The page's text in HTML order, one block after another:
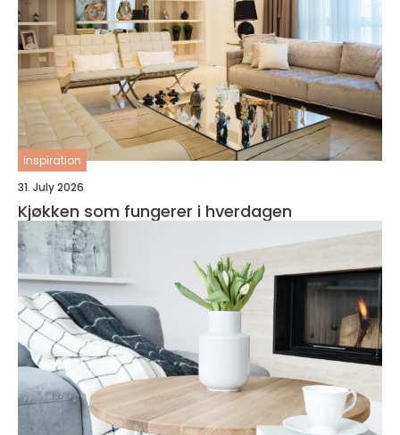
inspiration
31. July 2026
Kjøkken som fungerer i hverdagen